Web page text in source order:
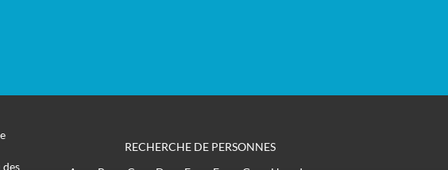
des
RECHERCHE DE PERSONNES